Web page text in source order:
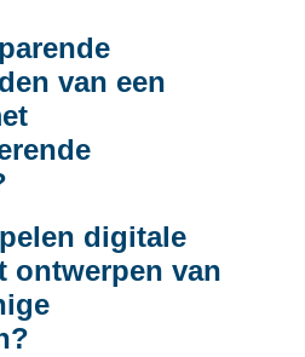
van een
digitale
ontwerpen van